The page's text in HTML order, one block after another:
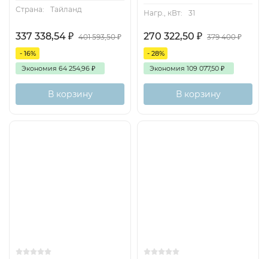
Страна:
Тайланд
337 338,54 ₽ 401 593,50₽
- 16%
Экономия 64 254,96 ₽
В корзину
Нагр., кВт:
31
270 322,50 ₽ 379 400₽
- 28%
Экономия 109 077,50 ₽
В корзину